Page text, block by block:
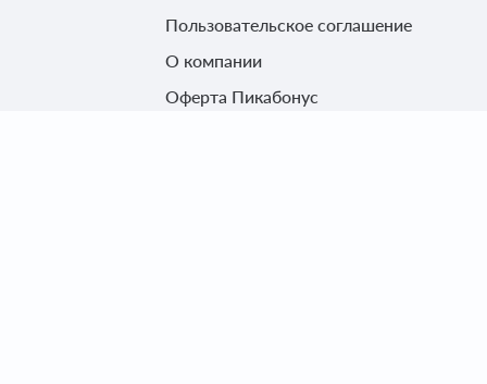
Пользовательское соглашение
О компании
Оферта Пикабонус